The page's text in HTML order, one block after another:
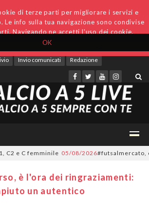
OK
di terze parti per migliorare i servizi e
Le info sulla tua navigazione sono condivise
Navigando ne accetti l'uso dei cookie.
Invio comunicati Redazione
C femminile 05/08/2026#futsalmercato, ora è
è l'ora dei ringraziamenti:
un autentico